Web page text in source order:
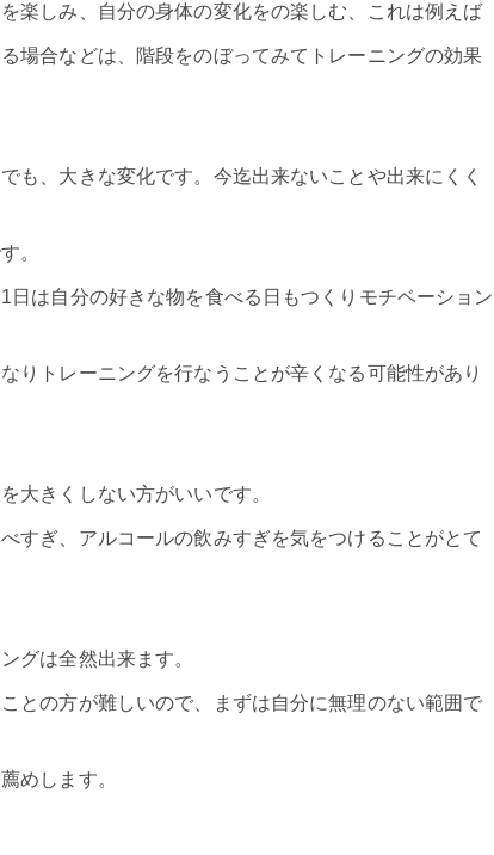
楽しみ、自分の身体の変化をの楽しむ、これは例えば
場合などは、階段をのぼってみてトレーニングの効果
も、大きな変化です。今迄出来ないことや出来にくく
。
日は自分の好きな物を食べる日もつくりモチベーション
りトレーニングを行なうことが辛くなる可能性があり
大きくしない方がいいです。
すぎ、アルコールの飲みすぎを気をつけることがとて
グは全然出来ます。
との方が難しいので、まずは自分に無理のない範囲で
めします。